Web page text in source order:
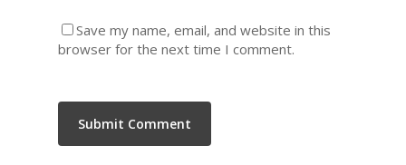
Save my name, email, and website in this
browser for the next time I comment.